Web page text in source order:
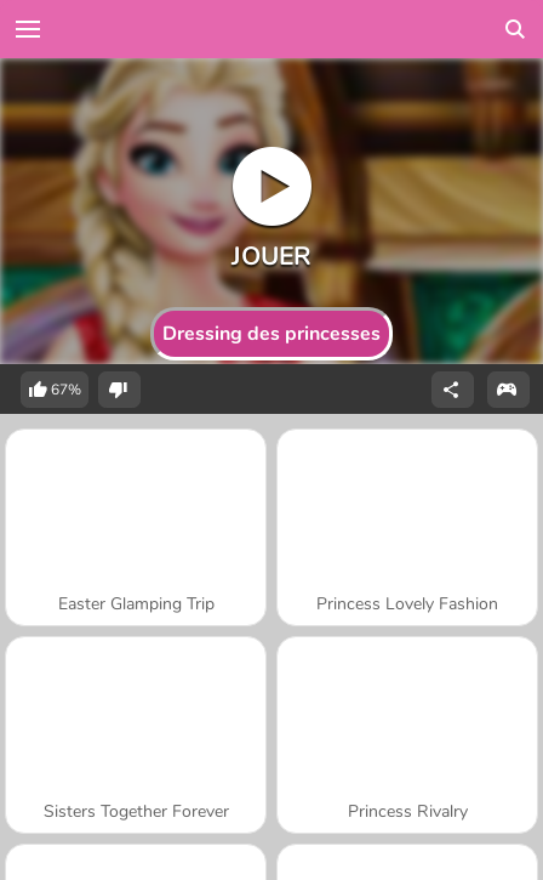
Dressing des princesses
67%
Easter Glamping Trip Princess Lovely Fashion
Sisters Together Forever Princess Rivalry